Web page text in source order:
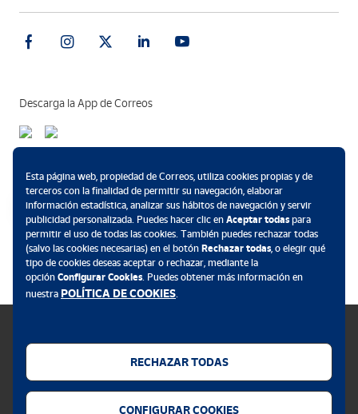
Descarga la App de Correos
Política de cookies
Esta página web, propiedad de Correos, utiliza cookies propias y de
terceros con la finalidad de permitir su navegación, elaborar
información estadística, analizar sus hábitos de navegación y servir
publicidad personalizada. Puedes hacer clic en Aceptar todaspara
permitir el uso de todas las cookies. También puedes rechazar todas
(salvo las cookies necesarias) en el botón Rechazar todas, o elegir qué
tipo de cookies deseas aceptar o rechazar, mediante la
opción Configurar Cookies. Puedes obtener más información en
nuestra POLÍTICA DE COOKIES.
RECHAZAR TODAS
CONFIGURAR COOKIES